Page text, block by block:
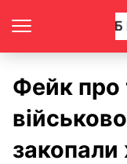
Фейк про